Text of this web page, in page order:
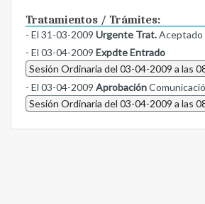
Tratamientos / Trámites:
- El 31-03-2009 Urgente Trat.Aceptado
- El 03-04-2009 Expdte Entrado
Sesión Ordinaria del 03-04-2009 a las
- El 03-04-2009 Aprobación
Sesión Ordinaria del 03-04-2009 a las